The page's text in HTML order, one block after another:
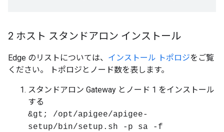
2 ホスト スタンドアロン インストール
Edge のリストについては、 インストール トポロジをご覧
ください。 トポロジとノード数を表します。
スタンドアロン Gateway とノード 1 をインストール
する
&gt; /opt/apigee/apigee-
setup/bin/setup.sh -p sa -f